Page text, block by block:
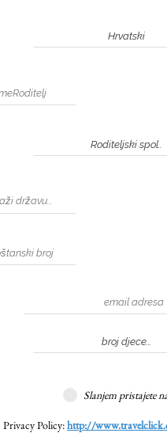
Hrvatski
Roditeljski spol..
broj djece...
Slanjem pristajete
Privacy Policy:http://